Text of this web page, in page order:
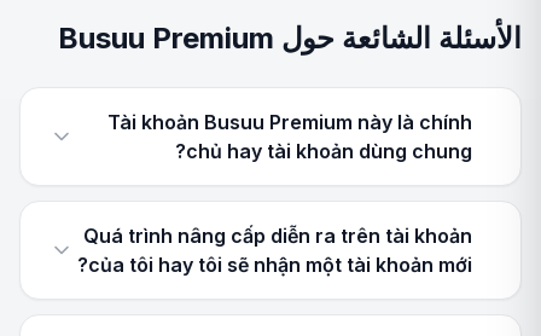
الأسئلة الشائعة حول Busuu Premium
Tài khoản Busuu Premium này là chính
chủ hay tài khoản dùng chung?
Quá trình nâng cấp diễn ra trên tài khoản
của tôi hay tôi sẽ nhận một tài khoản mới?